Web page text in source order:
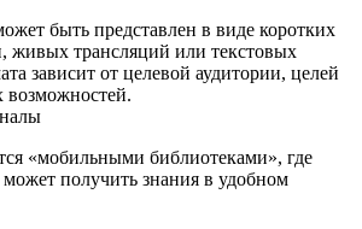
быть представлен в виде коротких
живых трансляций или текстовых
зависит от целевой аудитории, целей
возможностей.
«мобильными библиотеками», где
получить знания в удобном